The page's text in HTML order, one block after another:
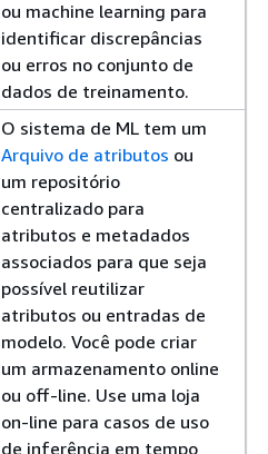
ou machine learning para
identificar discrepâncias
ou erros no conjunto de
dados de treinamento.
O sistema de ML tem um
Arquivo de atributos ou
um repositório
centralizado para
atributos e metadados
associados para que seja
possível reutilizar
atributos ou entradas de
modelo. Você pode criar
um armazenamento online
ou off-line. Use uma loja
on-line para casos de uso
de inferência em tempo